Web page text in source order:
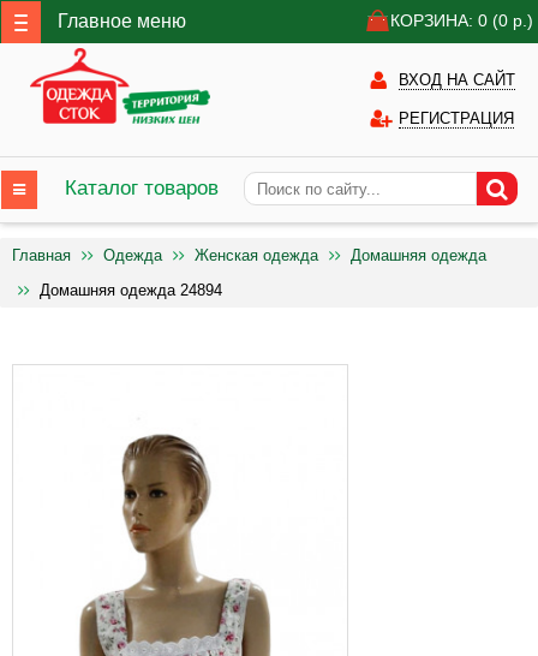
Главное меню КОРЗИНА: 0 (0 р.)
ВХОД НА САЙТ
РЕГИСТРАЦИЯ
Каталог товаров
Главная Одежда Женская одежда
Домашняя одежда
Домашняя одежда 24894